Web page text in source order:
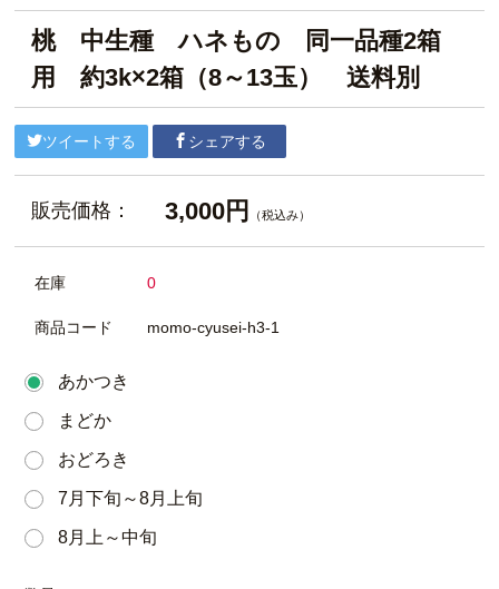
桃 中生種 ハネもの 同一品種2箱
用 約3k×2箱（8～13玉） 送料別
ツイートする シェアする
販売価格： 3,000円 （税込み）
在庫 0
商品コード momo-cyusei-h3-1
あかつき
まどか
おどろき
7月下旬～8月上旬
8月上～中旬